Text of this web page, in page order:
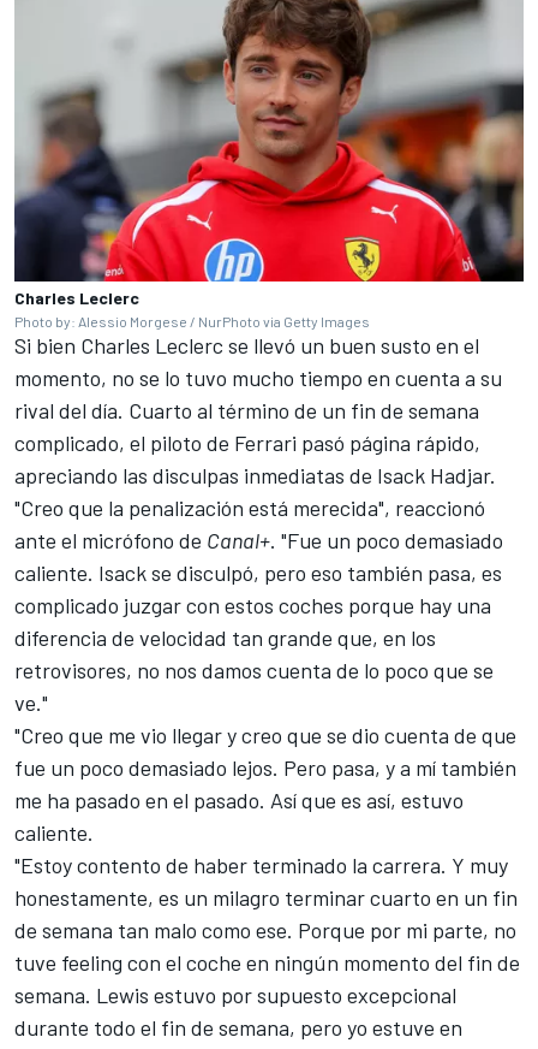
Charles Leclerc
Photo by: Alessio Morgese / NurPhoto via Getty Images
Si bien Charles Leclerc se llevó un buen susto en el
momento, no se lo tuvo mucho tiempo en cuenta a su
rival del día. Cuarto al término de un fin de semana
complicado, el piloto de Ferrari pasó página rápido,
apreciando las disculpas inmediatas de Isack Hadjar.
"Creo que la penalización está merecida", reaccionó
ante el micrófono de Canal+. "Fue un poco demasiado
caliente. Isack se disculpó, pero eso también pasa, es
complicado juzgar con estos coches porque hay una
diferencia de velocidad tan grande que, en los
retrovisores, no nos damos cuenta de lo poco que se
ve."
"Creo que me vio llegar y creo que se dio cuenta de que
fue un poco demasiado lejos. Pero pasa, y a mí también
me ha pasado en el pasado. Así que es así, estuvo
caliente.
"Estoy contento de haber terminado la carrera. Y muy
honestamente, es un milagro terminar cuarto en un fin
de semana tan malo como ese. Porque por mi parte, no
tuve feeling con el coche en ningún momento del fin de
semana. Lewis estuvo por supuesto excepcional
durante todo el fin de semana, pero yo estuve en